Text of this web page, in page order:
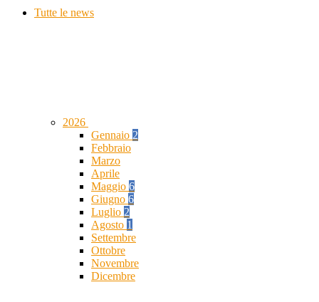
Tutte le news
2026
Gennaio 2
Febbraio
Marzo
Aprile
Maggio 6
Giugno 6
Luglio 2
Agosto 1
Settembre
Ottobre
Novembre
Dicembre